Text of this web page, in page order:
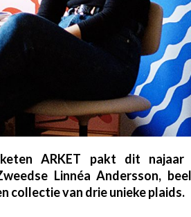
ARKET pakt dit
Linnéa Andersson,
collectie van drie unieke plaids.